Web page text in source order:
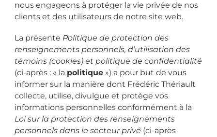
nous engageons à protéger la vie privée de nos
clients et des utilisateurs de notre site web.
La présente Politique de protection des
renseignements personnels, d’utilisation des
témoins (cookies) et politique de confidentialité
(ci-après : « la politique ») a pour but de vous
informer sur la manière dont Frédéric Thériault
collecte, utilise, divulgue et protège vos
informations personnelles conformément à la
Loi sur la protection des renseignements
personnels dans le secteur privé (ci-après